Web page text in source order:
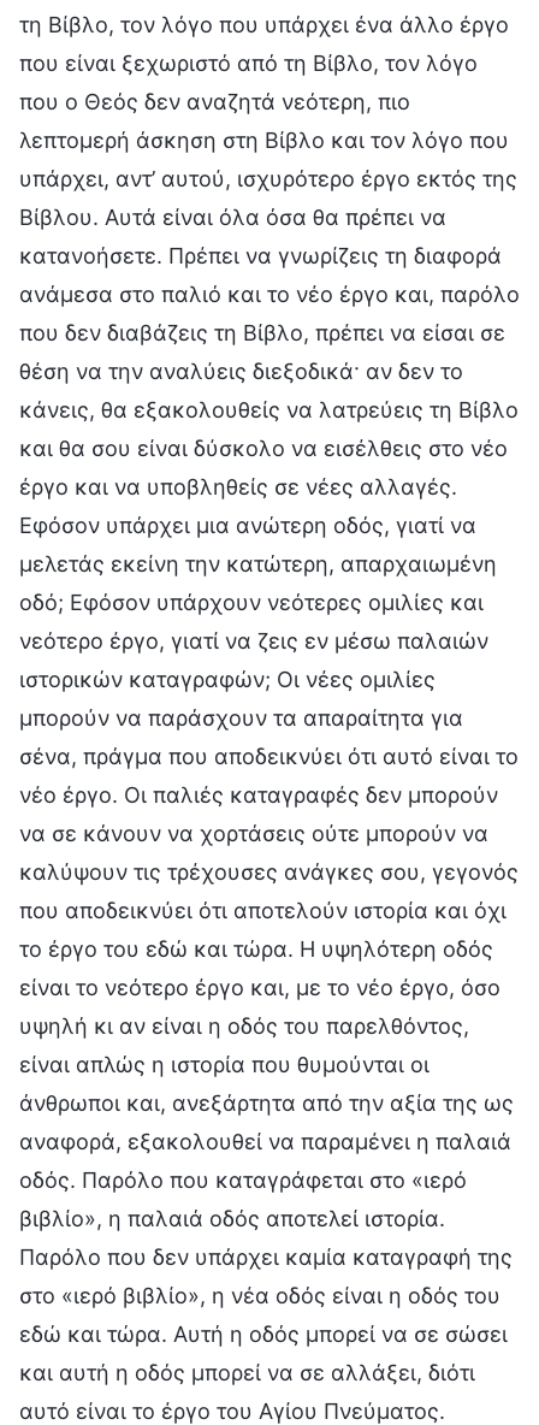
τη Βίβλο, τον λόγο που υπάρχει ένα άλλο έργο
που είναι ξεχωριστό από τη Βίβλο, τον λόγο
που ο Θεός δεν αναζητά νεότερη, πιο
λεπτομερή άσκηση στη Βίβλο και τον λόγο που
υπάρχει, αντ’ αυτού, ισχυρότερο έργο εκτός της
Βίβλου. Αυτά είναι όλα όσα θα πρέπει να
κατανοήσετε. Πρέπει να γνωρίζεις τη διαφορά
ανάμεσα στο παλιό και το νέο έργο και, παρόλο
που δεν διαβάζεις τη Βίβλο, πρέπει να είσαι σε
θέση να την αναλύεις διεξοδικά· αν δεν το
κάνεις, θα εξακολουθείς να λατρεύεις τη Βίβλο
και θα σου είναι δύσκολο να εισέλθεις στο νέο
έργο και να υποβληθείς σε νέες αλλαγές.
Εφόσον υπάρχει μια ανώτερη οδός, γιατί να
μελετάς εκείνη την κατώτερη, απαρχαιωμένη
οδό; Εφόσον υπάρχουν νεότερες ομιλίες και
νεότερο έργο, γιατί να ζεις εν μέσω παλαιών
ιστορικών καταγραφών; Οι νέες ομιλίες
μπορούν να παράσχουν τα απαραίτητα για
σένα, πράγμα που αποδεικνύει ότι αυτό είναι το
νέο έργο. Οι παλιές καταγραφές δεν μπορούν
να σε κάνουν να χορτάσεις ούτε μπορούν να
καλύψουν τις τρέχουσες ανάγκες σου, γεγονός
που αποδεικνύει ότι αποτελούν ιστορία και όχι
το έργο του εδώ και τώρα. Η υψηλότερη οδός
είναι το νεότερο έργο και, με το νέο έργο, όσο
υψηλή κι αν είναι η οδός του παρελθόντος,
είναι απλώς η ιστορία που θυμούνται οι
άνθρωποι και, ανεξάρτητα από την αξία της ως
αναφορά, εξακολουθεί να παραμένει η παλαιά
οδός. Παρόλο που καταγράφεται στο «ιερό
βιβλίο», η παλαιά οδός αποτελεί ιστορία.
Παρόλο που δεν υπάρχει καμία καταγραφή της
στο «ιερό βιβλίο», η νέα οδός είναι η οδός του
εδώ και τώρα. Αυτή η οδός μπορεί να σε σώσει
και αυτή η οδός μπορεί να σε αλλάξει, διότι
αυτό είναι το έργο του Αγίου Πνεύματος.